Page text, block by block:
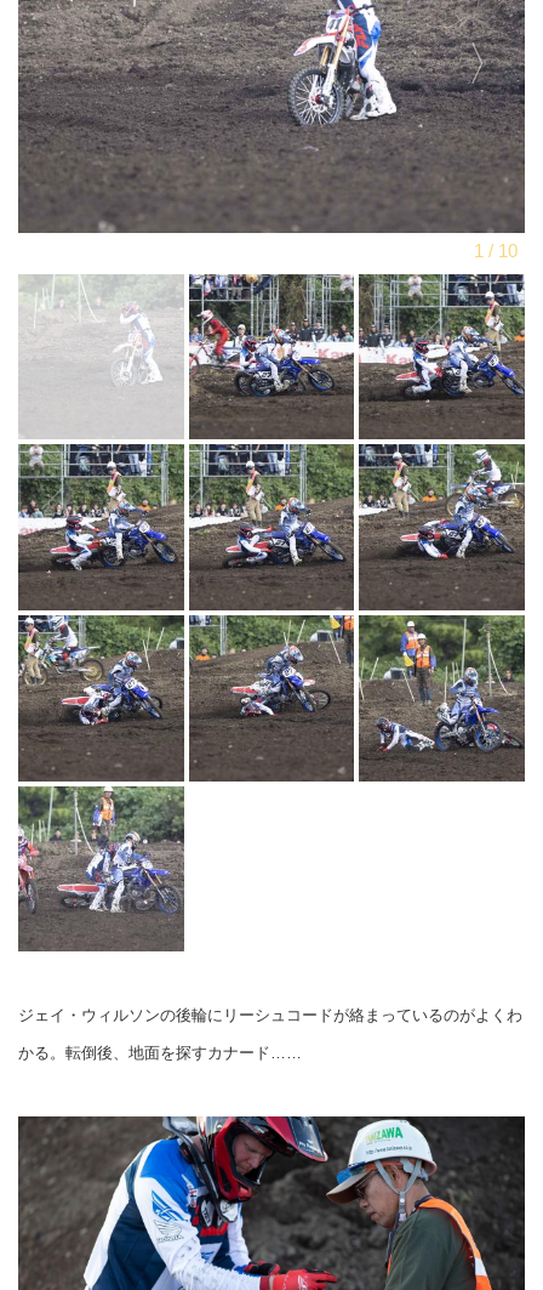
ジェイ・ウィルソンの後輪にリーシュコードが絡まっているのがよくわ
かる。転倒後、地面を探すカナード……